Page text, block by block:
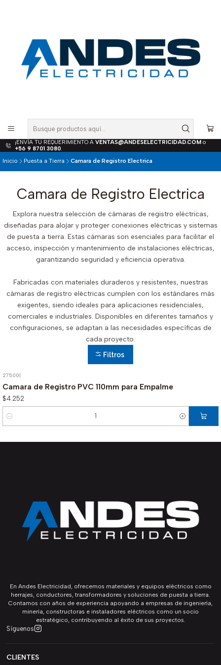
¡ENVÍA TU REQUERIMIENTO A VENTAS@ANDESELECTRICIDAD.COMo
+56 9 8701 3080.
Inicio
Puesta a Tierra Camara de Registro Electrica
Camara de Registro Electrica
Explora nuestra selección de cámaras de registro eléctricas,
diseñadas para alojar y proteger conexiones eléctricas y sistemas
de puesta a tierra. Estas cámaras son esenciales para facilitar el
acceso, inspección y mantenimiento de instalaciones eléctricas,
garantizando seguridad y eficiencia operativa.
Fabricadas con materiales duraderos y resistentes, nuestras
cámaras de registro eléctricas cumplen con los estándares más
exigentes, siendo ideales para aplicaciones residenciales,
comerciales e industriales. Disponibles en diferentes tamaños y
configuraciones, se adaptan a las necesidades específicas de
cada proyecto.
Filtros
27500|
Camara de Registro PVC 110mm para Empalme
$4.252
Cantidad
En Andes Electricidad, ofrecemos materiales y equipos eléctricos como
herrajes, conductores, transformadores y soluciones de puesta a tierra.
Contamos con años de experiencia apoyando a empresas de ingeniería,
minería, constructoras e instaladores eléctricos como un socio
estratégico, contribuyendo al éxito de sus proyectos.
Síguenos
CLIENTES